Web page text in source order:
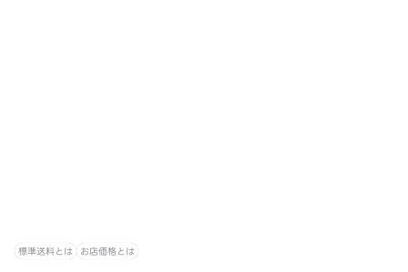
標準送料とは お店価格とは